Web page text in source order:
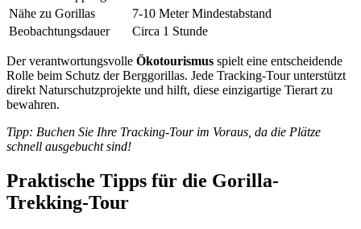
Nähe zu Gorillas
7-10 Meter Mindestabstand
Beobachtungsdauer
Circa 1 Stunde
Der verantwortungsvolle Ökotourismus spielt eine entscheidende
Rolle beim Schutz der Berggorillas. Jede Tracking-Tour unterstützt
direkt Naturschutzprojekte und hilft, diese einzigartige Tierart zu
bewahren.
Tipp: Buchen Sie Ihre Tracking-Tour im Voraus, da die Plätze
schnell ausgebucht sind!
Praktische Tipps für die Gorilla-
Trekking-Tour